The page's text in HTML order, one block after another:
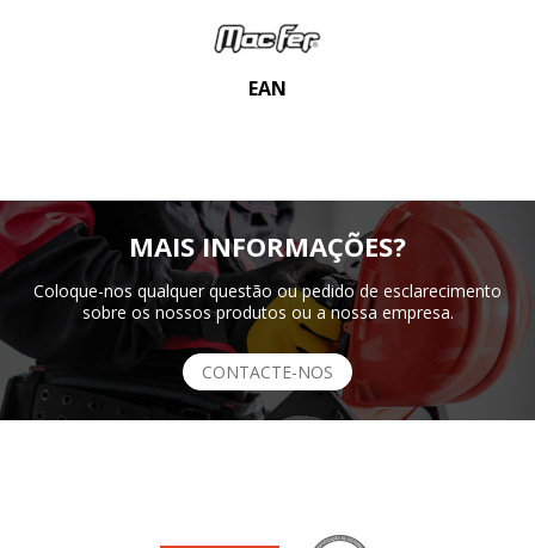
EAN
MAIS INFORMAÇÕES?
Coloque-nos qualquer questão ou pedido de esclarecimento
sobre os nossos produtos ou a nossa empresa.
CONTACTE-NOS